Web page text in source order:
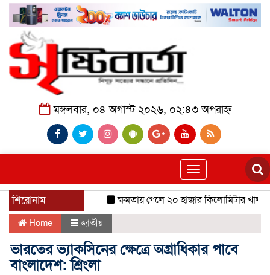
মঙ্গলবার, ০৪ অগাস্ট ২০২৬, ০২:৪৩ অপরাহ্ন
Toggle
navigation
শিরোনাম ক্ষমতায় গেলে ২০ হাজার কিলোমিটার খাল
Home জাতীয়
ভারতের ভ্যাকসিনের ক্ষেত্রে অগ্রাধিকার পাবে
বাংলাদেশ: শ্রিংলা